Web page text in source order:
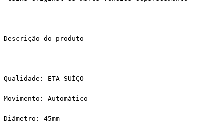
Descrição do produto
Qualidade: ETA SUÍÇO
Movimento: Automático
Diâmetro: 45mm